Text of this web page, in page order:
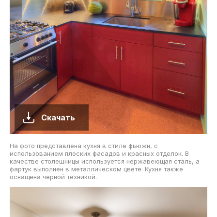
Скачать
На фото представлена кухня в стиле фьюжн, с
использованием плоских фасадов и красных отделок. В
качестве столешницы используется нержавеющая сталь, а
фартук выполнен в металлическом цвете. Кухня также
оснащена черной техникой.